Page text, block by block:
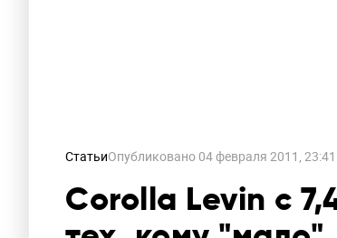
СтатьиОпубликовано 04 февраля 2011, 23:41
Corolla Levin с